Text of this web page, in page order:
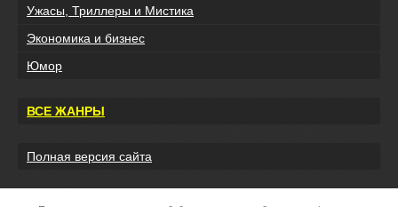
Ужасы, Триллеры и Мистика
Экономика и бизнес
Юмор
ВСЕ ЖАНРЫ
Полная версия сайта